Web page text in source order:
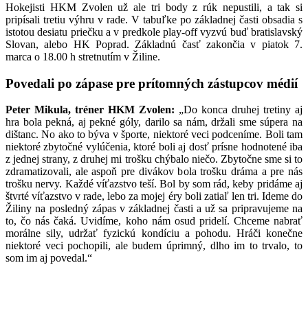
Hokejisti HKM Zvolen už ale tri body z rúk nepustili, a tak si
pripísali tretiu výhru v rade. V tabuľke po základnej časti obsadia s
istotou desiatu priečku a v predkole play-off vyzvú buď bratislavský
Slovan, alebo HK Poprad. Základnú časť zakončia v piatok 7.
marca o 18.00 h stretnutím v Žiline.
Povedali po zápase pre prítomných zástupcov médií
Peter Mikula, tréner HKM Zvolen: „Do konca druhej tretiny aj
hra bola pekná, aj pekné góly, darilo sa nám, držali sme súpera na
dištanc. No ako to býva v športe, niektoré veci podceníme. Boli tam
niektoré zbytočné vylúčenia, ktoré boli aj dosť prísne hodnotené iba
z jednej strany, z druhej mi trošku chýbalo niečo. Zbytočne sme si to
zdramatizovali, ale aspoň pre divákov bola trošku dráma a pre nás
trošku nervy. Každé víťazstvo teší. Bol by som rád, keby pridáme aj
štvrté víťazstvo v rade, lebo za mojej éry boli zatiaľ len tri. Ideme do
Žiliny na posledný zápas v základnej časti a už sa pripravujeme na
to, čo nás čaká. Uvidíme, koho nám osud pridelí. Chceme nabrať
morálne sily, udržať fyzickú kondíciu a pohodu. Hráči konečne
niektoré veci pochopili, ale budem úprimný, dlho im to trvalo, to
som im aj povedal.“